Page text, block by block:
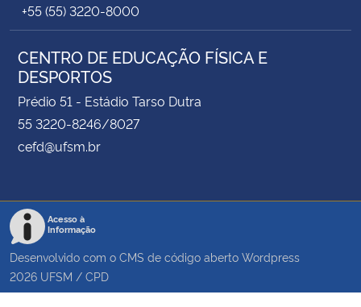
+55 (55) 3220-8000
CENTRO DE EDUCAÇÃO FÍSICA E
DESPORTOS
Prédio 51 - Estádio Tarso Dutra
55 3220-8246/8027
cefd@ufsm.br
Acesso à
Informação
Desenvolvido com o CMS de código aberto Wordpress
2026 UFSM / CPD